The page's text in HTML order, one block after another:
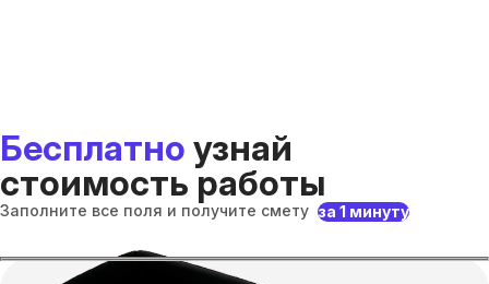
Бесплатно узнай
стоимость работы
Заполните все поля и получите смету за 1 минуту